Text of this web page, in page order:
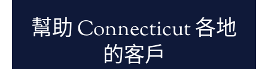
幫助 Connecticut 各地
的客戶